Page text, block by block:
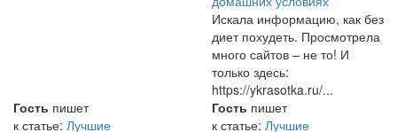
Искала информацию, как без
диет похудеть. Просмотрела
много сайтов – не то! И
только здесь:
https://ykrasotka.ru/...
Гость пишет
к статье: Лучшие
Гость пишет
к статье: Лучшие